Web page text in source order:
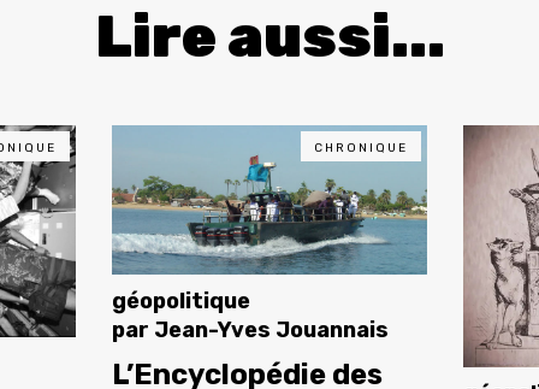
Lire aussi...
CHRONIQUE
géopolitique
par Jean-Yves Jouannais
L’Encyclopédie des